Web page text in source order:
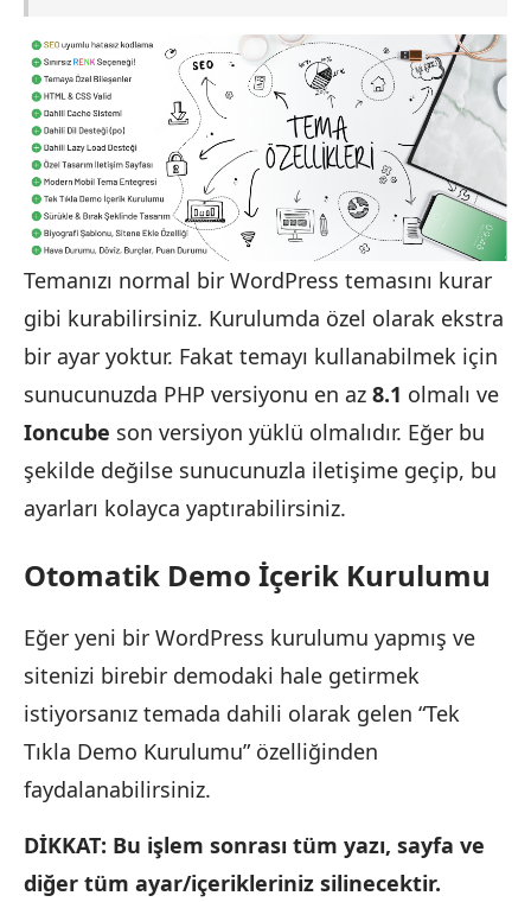
Temanızı normal bir WordPress temasını kurar
gibi kurabilirsiniz. Kurulumda özel olarak ekstra
bir ayar yoktur. Fakat temayı kullanabilmek için
sunucunuzda PHP versiyonu en az 8.1 olmalı ve
Ioncube son versiyon yüklü olmalıdır. Eğer bu
şekilde değilse sunucunuzla iletişime geçip, bu
ayarları kolayca yaptırabilirsiniz.
Otomatik Demo İçerik Kurulumu
Eğer yeni bir WordPress kurulumu yapmış ve
sitenizi birebir demodaki hale getirmek
istiyorsanız temada dahili olarak gelen “Tek
Tıkla Demo Kurulumu” özelliğinden
faydalanabilirsiniz.
DİKKAT: Bu işlem sonrası tüm yazı, sayfa ve
diğer tüm ayar/içerikleriniz silinecektir.